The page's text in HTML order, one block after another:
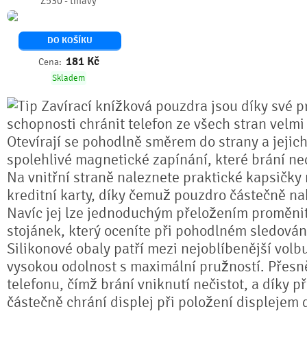
DO KOŠÍKU
Cena: 181 Kč
Skladem
Zavírací knížková pouzdra jsou díky své
schopnosti chránit telefon ze všech stran
Otevírají se pohodlně směrem do strany a
spolehlivé magnetické zapínání, které brání
Na vnitřní straně naleznete praktické kapsičky
kreditní karty, díky čemuž pouzdro částečně
Navíc jej lze jednoduchým přeložením
stojánek, který oceníte při pohodlném
Silikonové obaly patří mezi nejoblíbenější
vysokou odolnost s maximální pružností.
telefonu, čímž brání vniknutí nečistot, a díky
částečně chrání displej při položení displejem